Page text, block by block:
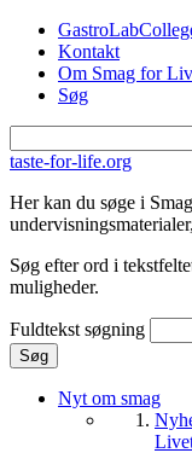
Gå til hovedindhold
Kontakt
Om Smag for
Søg
taste-for-life.org
Her kan du søge i
Søg efter ord i
muligheder.
Fuldtekst søgning
Nyt om smag